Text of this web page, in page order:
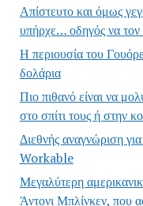
Απίστευτο και όμως
υπήρχε… οδηγός να τον
Η περιουσία του
δολάρια
Πιο πιθανό είναι να
στο σπίτι τους ή στην
Διεθνής αναγνώριση
Workable
Μεγαλύτερη
Άντονι Μπλίνκεν, που